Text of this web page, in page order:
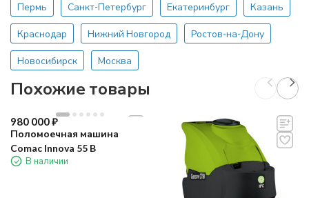
Пермь Санкт-Петербург Екатеринбург Казань
Краснодар Нижний Новгород Ростов-на-Дону
Новосибирск Москва
Похожие товары
980 000₽
Поломоечная машина
Comac Innova 55 B
В наличии